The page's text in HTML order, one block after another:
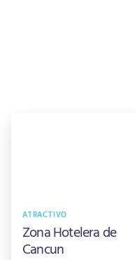
ATRACTIVO
Zona Hotelera de
Cancun